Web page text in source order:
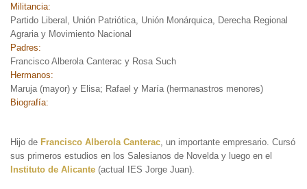
Militancia:
Partido Liberal, Unión Patriótica, Unión Monárquica, Derecha Regional
Agraria y Movimiento Nacional
Padres:
Francisco Alberola Canterac y Rosa Such
Hermanos:
Maruja (mayor) y Elisa; Rafael y María (hermanastros menores)
Biografía:
Hijo de Francisco Alberola Canterac , un importante empresario. Cursó
sus primeros estudios en los Salesianos de Novelda y luego en el
Instituto de Alicante (actual IES Jorge Juan).